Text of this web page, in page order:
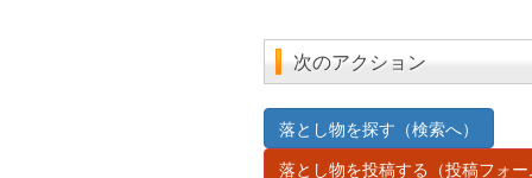
次のアクション
落とし物を探す（検索へ）
落とし物を投稿する（投稿フォ